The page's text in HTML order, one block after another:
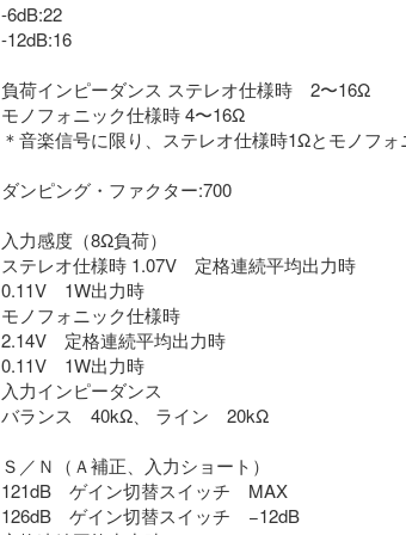
-6dB:22
-12dB:16
負荷インピーダンス ステレオ仕様時 2〜16Ω
モノフォニック仕様時 4〜16Ω
＊音楽信号に限り、ステレオ仕様時1Ωとモノフ
ダンピング・ファクター:700
入力感度（8Ω負荷）
ステレオ仕様時 1.07V 定格連続平均出力時
0.11V 1W出力時
モノフォニック仕様時
2.14V 定格連続平均出力時
0.11V 1W出力時
入力インピーダンス
バランス 40kΩ、 ライン 20kΩ
Ｓ／Ｎ（Ａ補正、入力ショート）
121dB ゲイン切替スイッチ MAX
126dB ゲイン切替スイッチ −12dB